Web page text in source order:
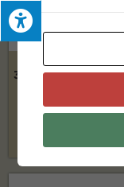
חוט ניילון לחרמש 3mmX162m –